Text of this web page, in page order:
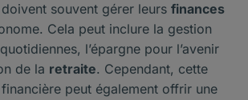
souvent gérer leurs finances
Cela peut inclure la gestion
quotidiennes, l’épargne pour l’avenir
de la retraite. Cependant, cette
financière peut également offrir une